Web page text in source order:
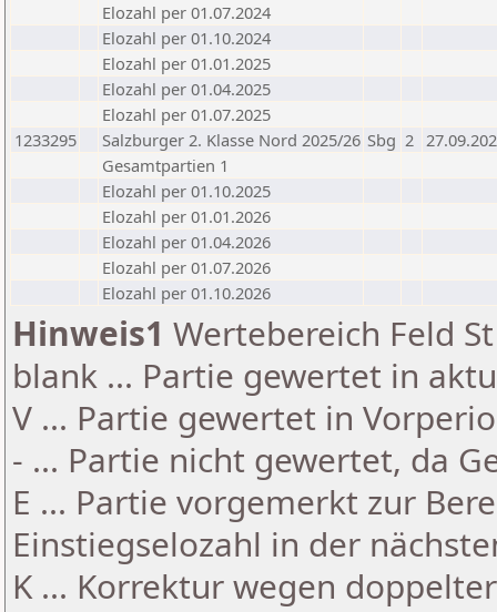
Elozahl per 01.07.2024
Elozahl per 01.10.2024
Elozahl per 01.01.2025
Elozahl per 01.04.2025
Elozahl per 01.07.2025
1233295
Salzburger 2. Klasse Nord 2025/26 Sbg 2
Gesamtpartien 1
Elozahl per 01.10.2025
Elozahl per 01.01.2026
Elozahl per 01.04.2026
Elozahl per 01.07.2026
Elozahl per 01.10.2026
Hinweis1 Wertebereich Feld
blank ... Partie gewertet in
V ... Partie gewertet in
- ... Partie nicht gewertet, da
E ... Partie vorgemerkt zur
Einstiegselozahl in der
K ... Korrektur wegen